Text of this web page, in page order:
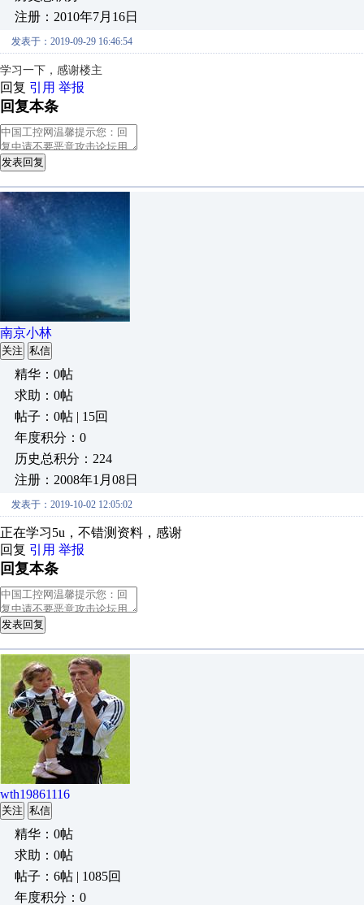
注册：2010年7月16日
发表于：2019-09-29 16:46:54
学习一下，感谢楼主
回复 引用 举报
回复本条
发表回复
南京小林
关注 私信
精华：0帖
求助：0帖
帖子：0帖 | 15回
年度积分：0
历史总积分：224
注册：2008年1月08日
发表于：2019-10-02 12:05:02
正在学习5u，不错测资料，感谢
回复 引用 举报
回复本条
发表回复
wth19861116
关注 私信
精华：0帖
求助：0帖
帖子：6帖 | 1085回
年度积分：0